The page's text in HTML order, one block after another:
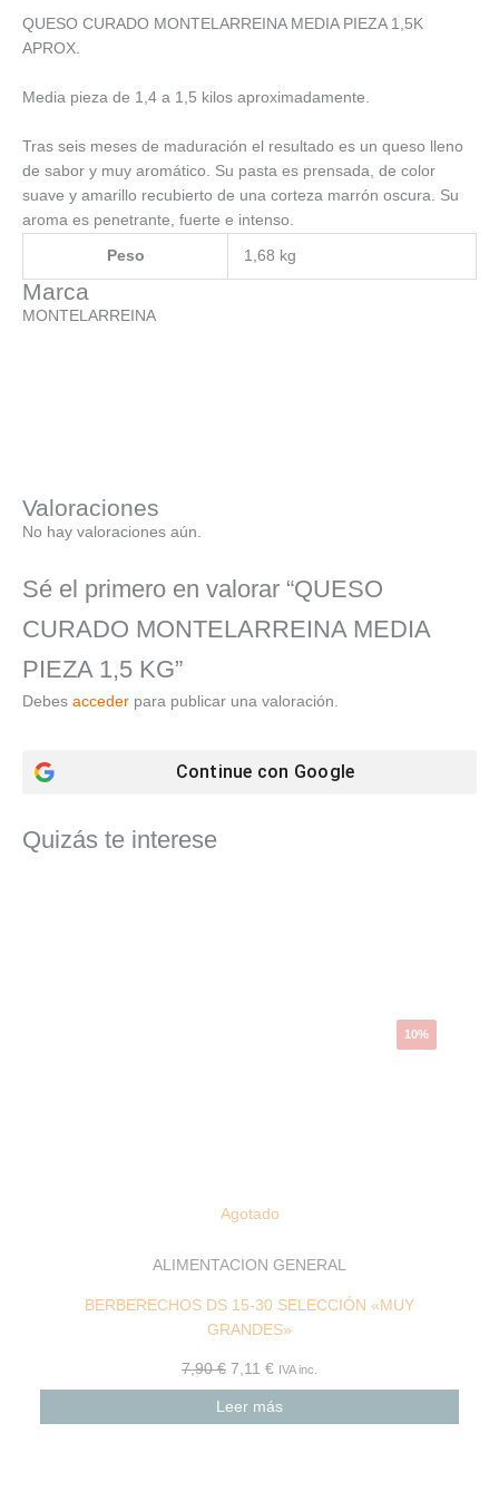
QUESO CURADO MONTELARREINA MEDIA PIEZA 1,5K
APROX.
Media pieza de 1,4 a 1,5 kilos aproximadamente.
Tras seis meses de maduración el resultado es un queso lleno
de sabor y muy aromático. Su pasta es prensada, de color
suave y amarillo recubierto de una corteza marrón oscura. Su
aroma es penetrante, fuerte e intenso.
Peso 1,68 kg
Marca
MONTELARREINA
Valoraciones
No hay valoraciones aún.
Sé el primero en valorar “QUESO
CURADO MONTELARREINA MEDIA
PIEZA 1,5 KG”
Debes acceder para publicar una valoración.
Continue con Google
Quizás te interese
10%
Agotado
ALIMENTACION GENERAL
BERBERECHOS DS 15-30 SELECCIÓN «MUY
GRANDES»
7,90€ 7,11 € IVA inc.
Leer más